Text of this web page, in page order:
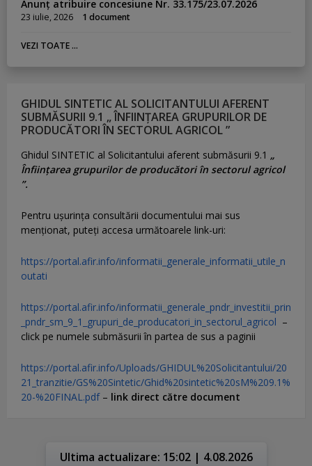
Anunț atribuire concesiune Nr. 33.175/23.07.2026
23 iulie, 2026 1 document
VEZI TOATE ...
GHIDUL SINTETIC AL SOLICITANTULUI AFERENT
SUBMĂSURII 9.1 „ ÎNFIINȚAREA GRUPURILOR DE
PRODUCĂTORI ÎN SECTORUL AGRICOL ”
Ghidul SINTETIC al Solicitantului aferent submăsurii 9.1 „
Înființarea grupurilor de producători în sectorul agricol
”.
Pentru uşurinţa consultării documentului mai sus
menţionat, puteţi accesa următoarele link-uri:
https://portal.afir.info/informatii_generale_informatii_utile_n
outati
https://portal.afir.info/informatii_generale_pndr_investitii_prin
_pndr_sm_9_1_grupuri_de_producatori_in_sectorul_agricol –
click pe numele submăsurii în partea de sus a paginii
https://portal.afir.info/Uploads/GHIDUL%20Solicitantului/20
21_tranzitie/GS%20Sintetic/Ghid%20sintetic%20sM%209.1%
20-%20FINAL.pdf– link direct către document
Ultima actualizare: 15:02 | 4.08.2026